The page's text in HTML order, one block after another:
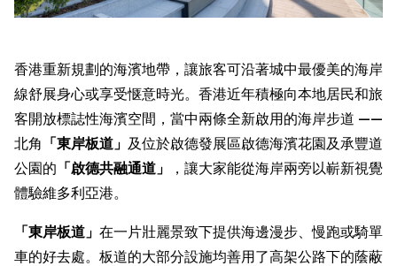
香港重新規劃的海濱地帶，讓旅客可沿著城中最優美的海岸
線舒展身心或享受惬意時光。香港近年積極向本地居民和旅
客開放標誌性海濱空間，當中兩條全新啟用的海岸步道 ——
北角 「東岸板道」 及位於啟德發展區啟德海濱花園及承豐道
公園的 「啟德共融通道 」
，讓大家能從海岸兩旁以嶄新視覺
體驗維多利亞港。
「東岸板道」 在一片壯麗景致下提供海邊漫步、慢跑或騎單
車的好去處。板道的大部分設施均善用了高架公路下的蔭蔽